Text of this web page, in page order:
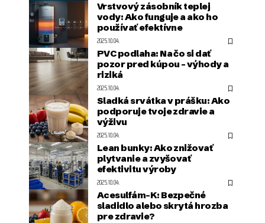
Vrstvový zásobník teplej
vody: Ako funguje a ako ho
používať efektívne
2025.10.04.
PVC podlaha: Na čo si dať
pozor pred kúpou – výhody a
riziká
2025.10.04.
Sladká srvátka v prášku: Ako
podporuje tvoje zdravie a
výživu
2025.10.04.
Lean bunky: Ako znižovať
plytvanie a zvyšovať
efektivitu výroby
2025.10.04.
Acesulfám-K: Bezpečné
sladidlo alebo skrytá hrozba
pre zdravie?